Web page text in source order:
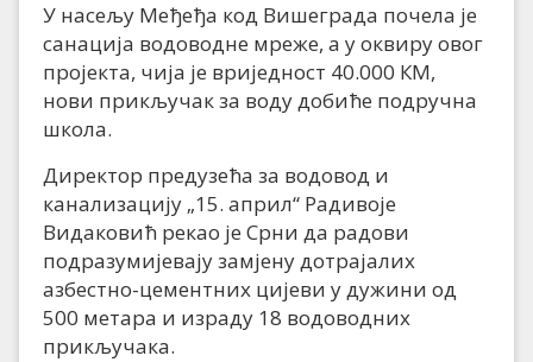
У насељу Међеђа код Вишеграда почела је
санација водоводне мреже, а у оквиру овог
пројекта, чија је вриједност 40.000 КМ,
нови прикључак за воду добиће подручна
школа.
Директор предузећа за водовод и
канализацију „15. април“ Радивоје
Видаковић рекао је Срни да радови
подразумијевају замјену дотрајалих
азбестно-цементних цијеви у дужини од
500 метара и израду 18 водоводних
прикључака.